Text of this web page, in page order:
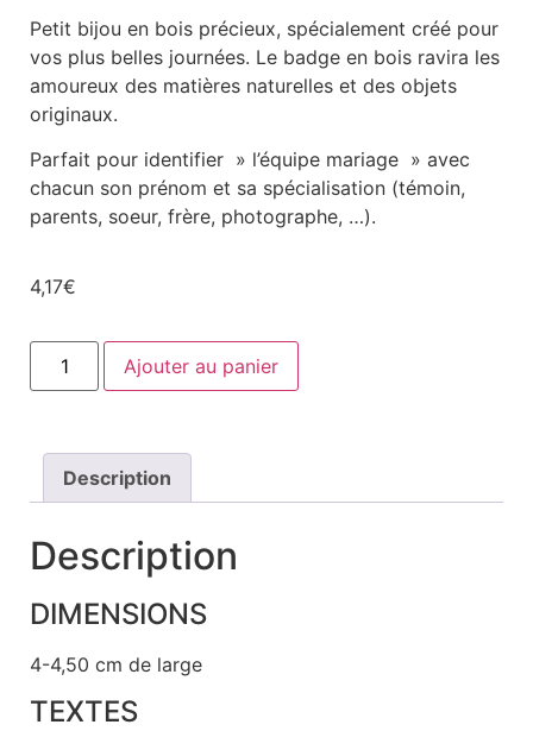
Petit bijou en bois précieux, spécialement créé pour
vos plus belles journées. Le badge en bois ravira les
amoureux des matières naturelles et des objets
originaux.
Parfait pour identifier » l’équipe mariage » avec
chacun son prénom et sa spécialisation (témoin,
parents, soeur, frère, photographe, …).
4,17€
Ajouter au panier
Description
Description
DIMENSIONS
4-4,50 cm de large
TEXTES